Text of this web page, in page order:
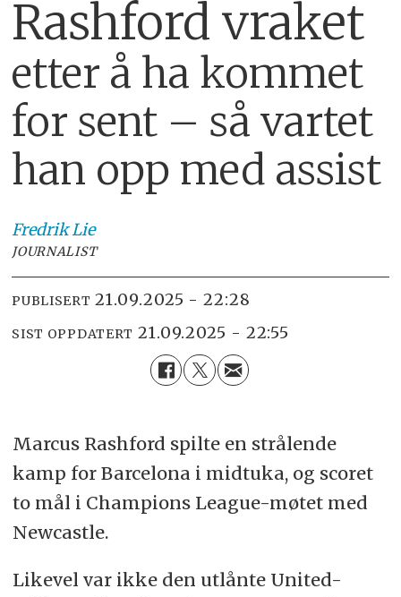
Rashford vraket
etter å ha kommet
for sent – så vartet
han opp med assist
FredrikLie
JOURNALIST
PUBLISERT 21.09.2025 - 22:28
SIST OPPDATERT 21.09.2025 - 22:55
Marcus Rashford spilte en strålende
kamp for Barcelona i midtuka, og scoret
to mål i Champions League-møtet med
Newcastle.
Likevel var ikke den utlånte United-